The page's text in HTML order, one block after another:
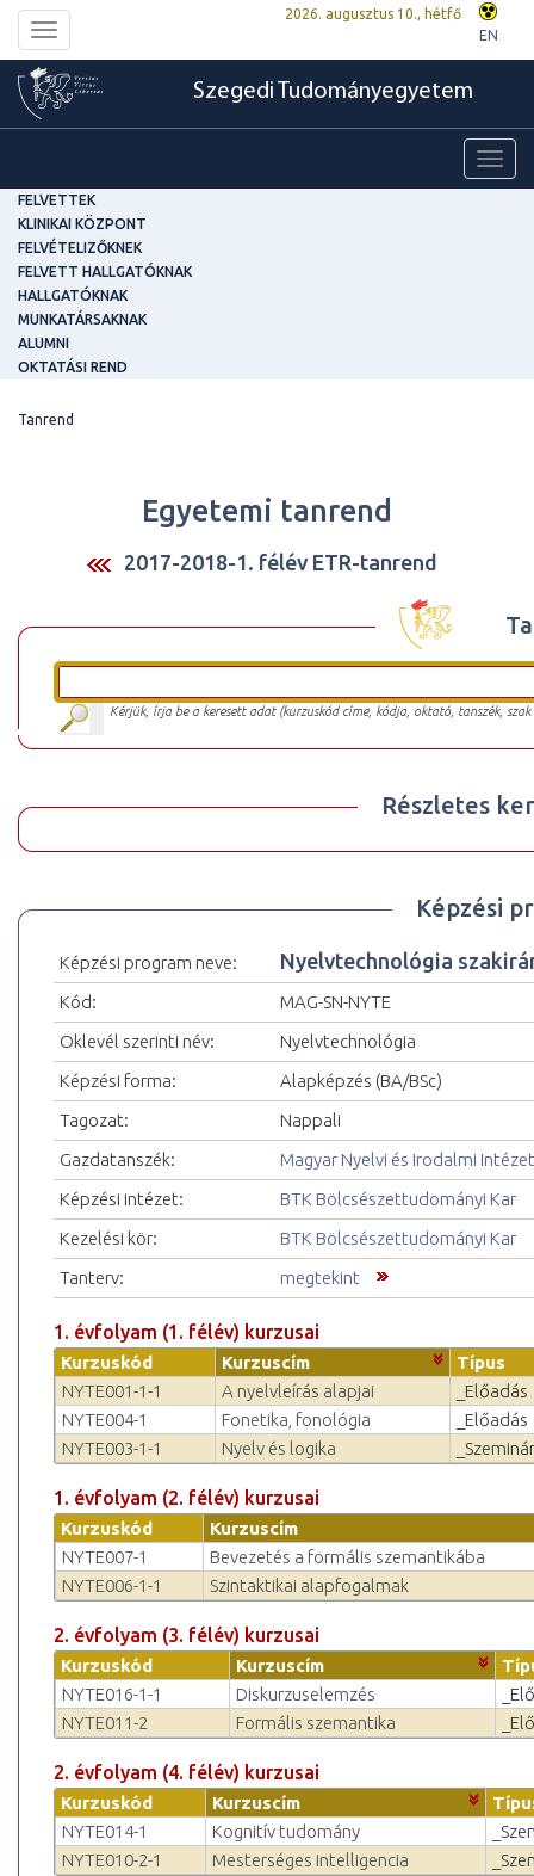
Toggle
navigation
2026. augusztus 10., hétfő
EN
Szegedi Tudományegyetem
FELVETTEK
KLINIKAI KÖZPONT
FELVÉTELIZŐKNEK
FELVETT HALLGATÓKNAK
HALLGATÓKNAK
MUNKATÁRSAKNAK
ALUMNI
OKTATÁSI REND
Tanrend
Egyetemi tanrend
2017-2018-1. félév ETR-tanrend
Kérjük, írja be a keresett adat (kurzuskód címe, kódja, oktató, tanszék,
Részletes
Képzési
Képzési program neve: Nyelvtechnológia
Kód:
MAG-SN-NYTE
Oklevél szerinti név:
Nyelvtechnológia
Képzési forma:
Alapképzés (BA/BSc)
Tagozat:
Nappali
Gazdatanszék:
Magyar Nyelvi és Irodalmi Intézet
Képzési intézet:
BTK Bölcsészettudományi Kar
Kezelési kör:
BTK Bölcsészettudományi Kar
Tanterv:
megtekint
1. évfolyam (1. félév) kurzusai
Kurzuskód Kurzuscím
Típus
NYTE001-1-1
A nyelvleírás alapjai
_Előadás
NYTE004-1
Fonetika, fonológia
_Előadás
NYTE003-1-1
Nyelv és logika
1. évfolyam (2. félév) kurzusai
Kurzuskód
Kurzuscím
NYTE007-1
Bevezetés a formális szemantikába
NYTE006-1-1
Szintaktikai alapfogalmak
2. évfolyam (3. félév) kurzusai
Kurzuskód Kurzuscím
NYTE016-1-1
Diskurzuselemzés
NYTE011-2
Formális szemantika
2. évfolyam (4. félév) kurzusai
Kurzuskód Kurzuscím
NYTE014-1
Kognitív tudomány
NYTE010-2-1
Mesterséges intelligencia